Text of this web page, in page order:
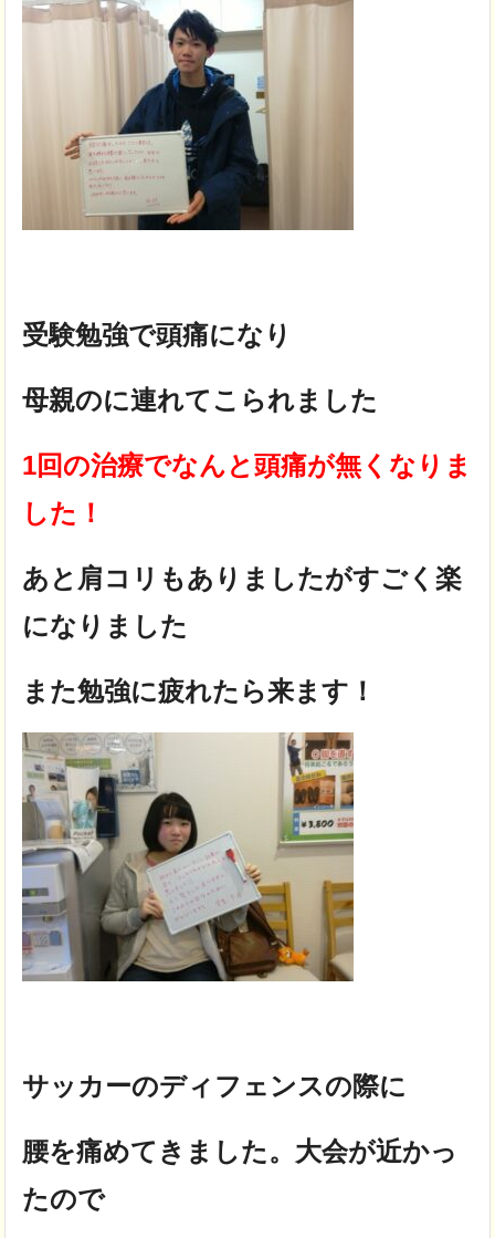
受験勉強で頭痛になり
母親のに連れてこられました
1回の治療でなんと頭痛が無くなりま
した！
あと肩コリもありましたがすごく楽
になりました
また勉強に疲れたら来ます！
サッカーのディフェンスの際に
腰を痛めてきました。大会が近かっ
たので